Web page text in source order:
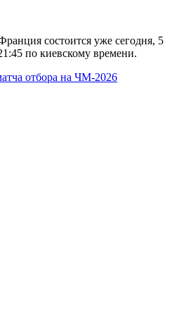
состоится уже сегодня, 5
по киевскому времени.
отбора на ЧМ-2026